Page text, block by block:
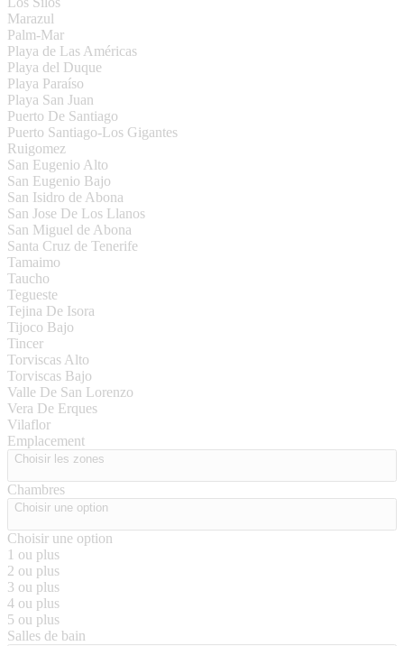
Marazul
Palm-Mar
Playa de Las Américas
Playa del Duque
Playa Paraíso
Playa San Juan
Puerto De Santiago
Puerto Santiago-Los Gigantes
Ruigomez
San Eugenio Alto
San Eugenio Bajo
San Isidro de Abona
San Jose De Los Llanos
San Miguel de Abona
Santa Cruz de Tenerife
Tamaimo
Taucho
Tegueste
Tejina De Isora
Tijoco Bajo
Tincer
Torviscas Alto
Torviscas Bajo
Valle De San Lorenzo
Vera De Erques
Vilaflor
Emplacement
Choisir les zones
Chambres
Choisir une option
Choisir une option
1 ou plus
2 ou plus
3 ou plus
4 ou plus
5 ou plus
Salles de bain